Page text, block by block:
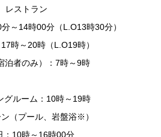
レストラン
～14時00分（L.O13時30分）
時～20時（L.O19時）
泊者のみ）：7時～9時
グルーム：10時～19時
（プール、岩盤浴※）
10時～16時00分